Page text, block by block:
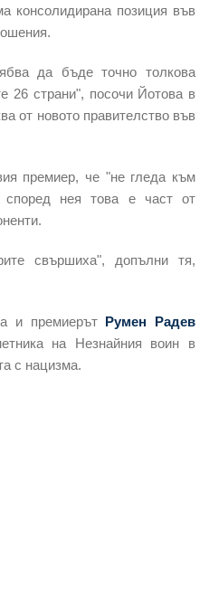
консолидирана позиция във
да бъде точно толкова
26 страни", посочи Йотова в
от новото правителство във
премиер, че "не гледа към
според нея това е част от
свършиха", допълни тя,
и премиерът Румен Радев
на Незнайния воин в
с нацизма.